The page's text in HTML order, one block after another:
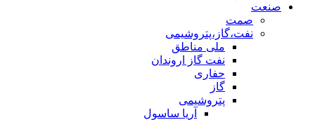
صنعت
صمت
نفت،گاز،پتروشیمی
ملی مناطق
نفت گاز اروندان
حفاری
گاز
پتروشیمی
آریا ساسول